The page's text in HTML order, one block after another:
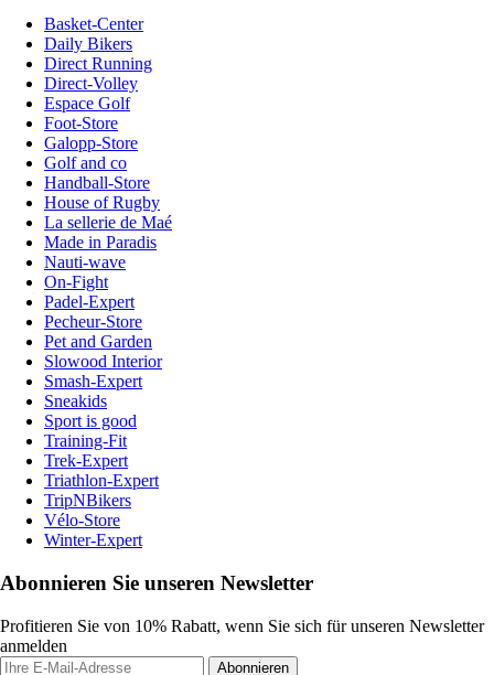
Basket-Center
Daily Bikers
Direct Running
Direct-Volley
Espace Golf
Foot-Store
Galopp-Store
Golf and co
Handball-Store
House of Rugby
La sellerie de Maé
Made in Paradis
Nauti-wave
On-Fight
Padel-Expert
Pecheur-Store
Pet and Garden
Slowood Interior
Smash-Expert
Sneakids
Sport is good
Training-Fit
Trek-Expert
Triathlon-Expert
TripNBikers
Vélo-Store
Winter-Expert
Abonnieren Sie unseren Newsletter
Profitieren Sie von 10% Rabatt, wenn Sie sich für unseren Newsletter
anmelden
Abonnieren